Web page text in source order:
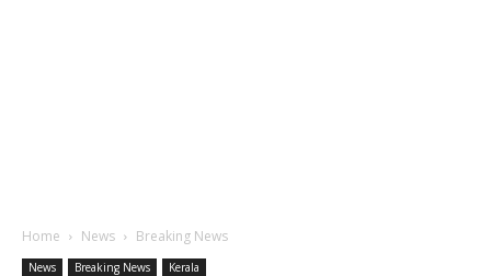
Home News Breaking News
News Breaking News Kerala